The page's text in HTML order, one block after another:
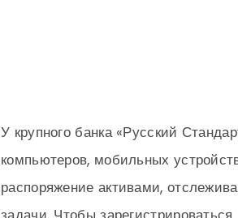
У крупного банка «Русский
компьютеров, мобильных
распоряжение активами,